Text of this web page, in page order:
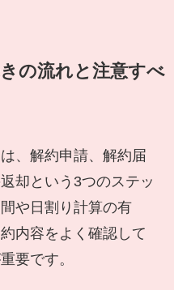
の流れと注意すべ
、解約申請、解約届
却という3つのステッ
や日割り計算の有
内容をよく確認して
要です。